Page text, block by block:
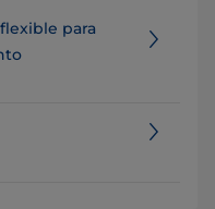
para